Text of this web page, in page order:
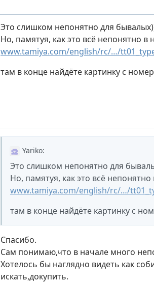
Это слишком непонятно для
Но, памятуя, как это всё непонятно в
www.tamiya.com/english/rc/…/
там в конце найдёте картинку с
Yariko:
Это слишком непонятно для
Но, памятуя, как это всё
www.tamiya.com/english/rc/…/
там в конце найдёте картинку с
Спасибо.
Сам понимаю,что в начале много
Хотелось бы наглядно видеть как
искать,докупить.